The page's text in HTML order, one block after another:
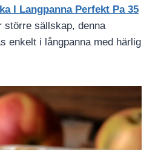
I Langpanna Perfekt Pa 35
större sällskap, denna
enkelt i långpanna med härlig